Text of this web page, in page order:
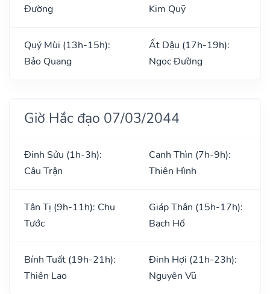
Đường
Kim Quỹ
Quý Mùi (13h-15h):
Bảo Quang
Ất Dậu (17h-19h):
Ngọc Đường
Giờ Hắc đạo 07/03/2044
Đinh Sửu (1h-3h):
Câu Trận
Canh Thìn (7h-9h):
Thiên Hình
Tân Tị (9h-11h): Chu
Tước
Giáp Thân (15h-17h):
Bạch Hổ
Bính Tuất (19h-21h):
Thiên Lao
Đinh Hợi (21h-23h):
Nguyên Vũ